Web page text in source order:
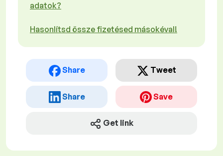
adatok?
Hasonlítsd össze fizetésed másokéval!
Share Tweet
Share Save
Get link